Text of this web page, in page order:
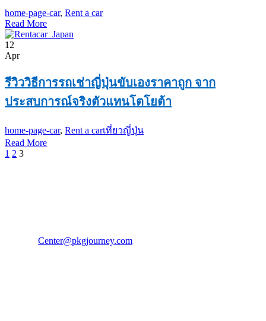
home-page-car, Rent a car
Read More
12
Apr
รีวิววิธีการรถเช่าญี่ปุ่นขับเองราคาถูก จาก
ประสบการณ์จริงตัวแทนโตโยต้า
home-page-car, Rent a carเที่ยวญี่ปุ่น
Read More
1 2 3
Center@pkgjourney.com